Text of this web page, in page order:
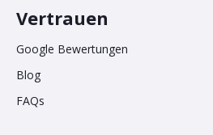
Vertrauen
Google Bewertungen
Blog
FAQs